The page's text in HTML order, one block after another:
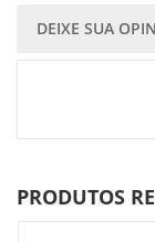
DEIXE SUA
PRODUTOS